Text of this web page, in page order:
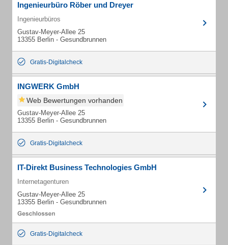
Ingenieurbüro Röber und Dreyer
Ingenieurbüros
Gustav-Meyer-Allee 25
13355 Berlin - Gesundbrunnen
Gratis-Digitalcheck
INGWERK GmbH
Web Bewertungen vorhanden
Gustav-Meyer-Allee 25
13355 Berlin - Gesundbrunnen
Gratis-Digitalcheck
IT-Direkt Business Technologies GmbH
Internetagenturen
Gustav-Meyer-Allee 25
13355 Berlin - Gesundbrunnen
Gratis-Digitalcheck